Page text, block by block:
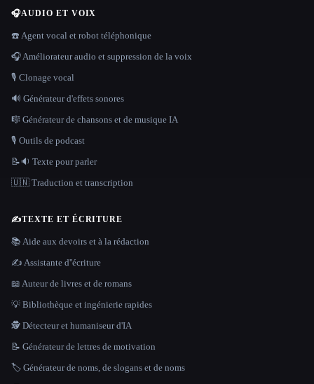
🎧AUDIO ET VOIX
☎️ Agent vocal et robot téléphonique
🎧 Améliorateur audio et suppression de la voix
🎙️ Clonage vocal
🔊 Générateur d'effets sonores
🎼 Générateur de chansons et de musique IA
🎙️ Outils de podcast
📝🔉 Texte pour parler
🇺🇳 Traduction et transcription
✍️TEXTE ET ÉCRITURE
📚 Aide aux devoirs et à la rédaction
✍️ Assistante d''écriture
📖 Auteur de livres et de romans
💡 Bibliothèque et ingénierie rapides
🕵️ Détecteur et humaniseur d'IA
📝 Générateur de lettres de motivation
🏷️ Générateur de noms, de slogans et de noms